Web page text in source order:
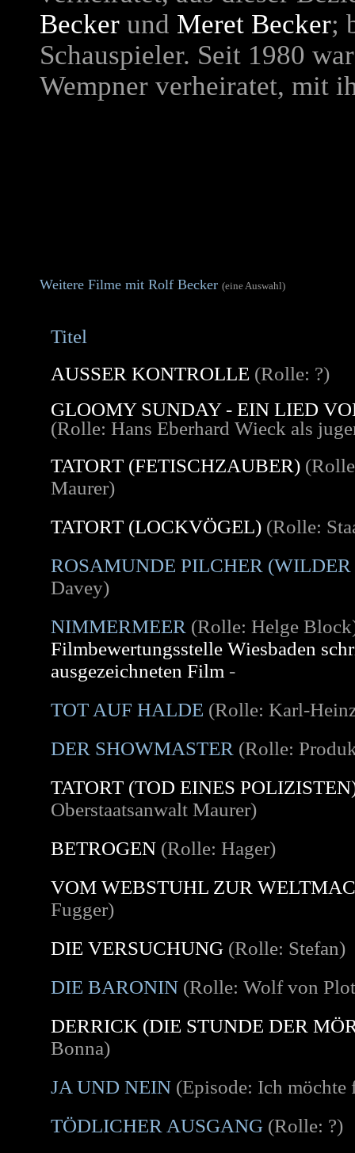
Becker und Meret Becker;
Schauspieler. Seit 1980
Wempner verheiratet, mit
Weitere Filme mit Rolf Becker (eine Auswahl)
Titel
AUSSER KONTROLLE
(Rolle: ?)
GLOOMY SUNDAY - EIN LIED
(Rolle: Hans Eberhard Wieck als
TATORT (FETISCHZAUBER)
Maurer)
TATORT (LOCKVÖGEL) (Rolle:
ROSAMUNDE PILCHER
Davey)
NIMMERMEER (Rolle: Helge
Filmbewertungsstelle Wiesbaden
ausgezeichneten Film -
TOT AUF HALDE (Rolle: Karl-
DER SHOWMASTER (Rolle:
TATORT (TOD EINES
Oberstaatsanwalt Maurer)
BETROGEN (Rolle: Hager)
VOM WEBSTUHL ZUR
Fugger)
DIE VERSUCHUNG (Rolle: Stefan)
DIE BARONIN (Rolle: Wolf von
DERRICK (DIE STUNDE DER
Bonna)
JA UND NEIN (Episode: Ich
TÖDLICHER AUSGANG (Rolle: ?)